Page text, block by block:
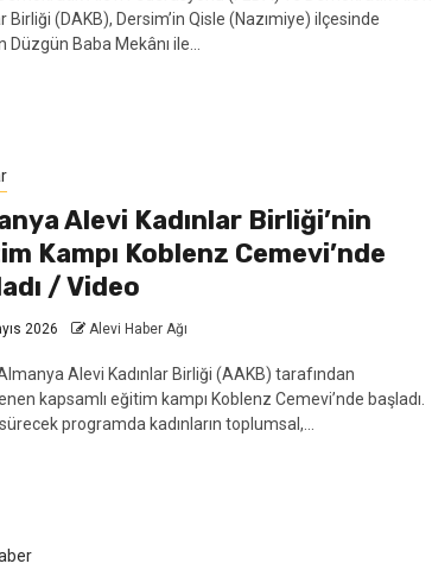
Birliği (DAKB), Dersim’in Qisle (Nazımiye) ilçesinde
Düzgün Baba Mekânı ile...
Alevi Kadınlar Birliği’nin
Kampı Koblenz Cemevi’nde
/ Video
2026 Alevi Haber Ağı
Alevi Kadınlar Birliği (AAKB) tarafından
kapsamlı eğitim kampı Koblenz Cemevi’nde başladı.
programda kadınların toplumsal,...